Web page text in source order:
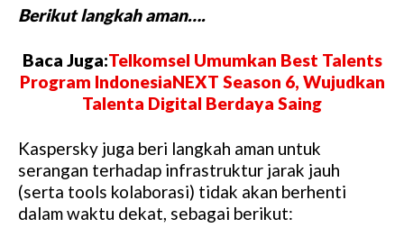
Berikut langkah aman….
Baca Juga:Telkomsel Umumkan Best Talents
Program IndonesiaNEXT Season 6, Wujudkan
Talenta Digital Berdaya Saing
Kaspersky juga beri langkah aman untuk
serangan terhadap infrastruktur jarak jauh
(serta tools kolaborasi) tidak akan berhenti
dalam waktu dekat, sebagai berikut: